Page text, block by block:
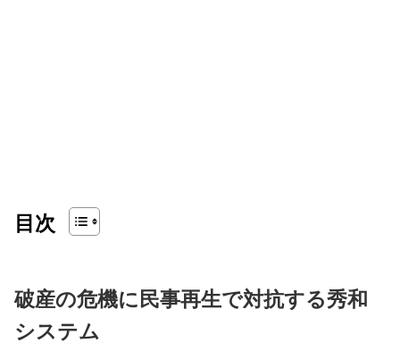
目次
破産の危機に民事再生で対抗する秀和
システム